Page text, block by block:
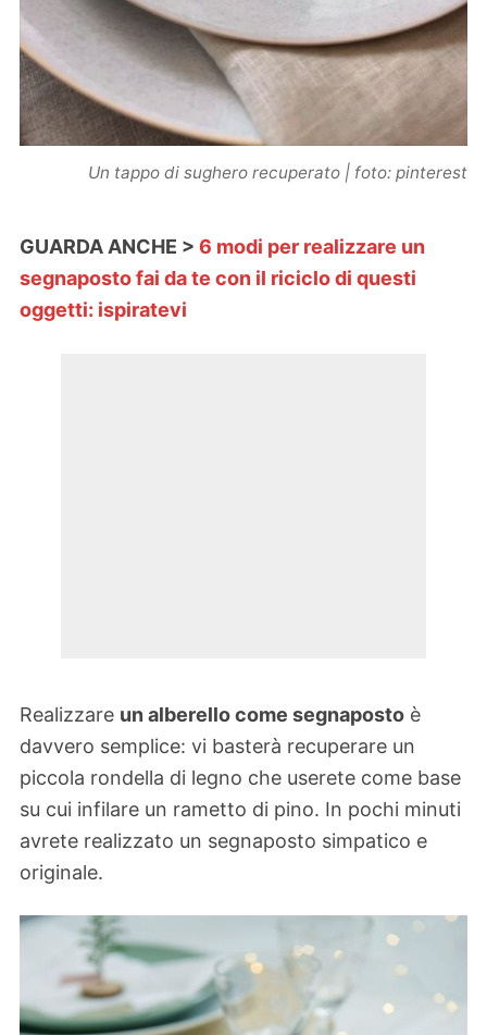
Un tappo di sughero recuperato | foto: pinterest
GUARDA ANCHE > 6 modi per realizzare un
segnaposto fai da te con il riciclo di questi
oggetti: ispiratevi
Realizzare un alberello come segnaposto è
davvero semplice: vi basterà recuperare un
piccola rondella di legno che userete come base
su cui infilare un rametto di pino. In pochi minuti
avrete realizzato un segnaposto simpatico e
originale.